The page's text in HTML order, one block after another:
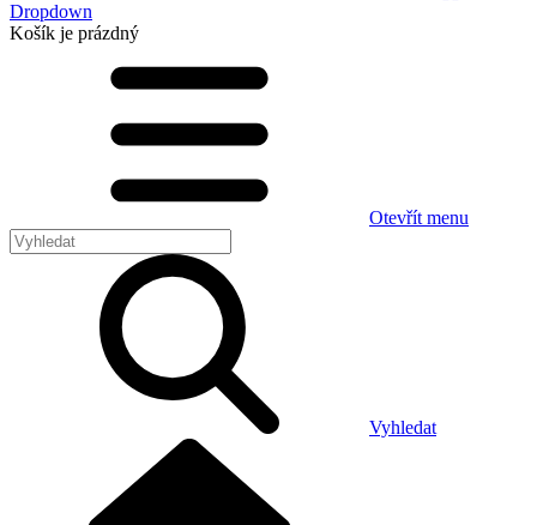
Dropdown
Košík je prázdný
Otevřít menu
Vyhledat